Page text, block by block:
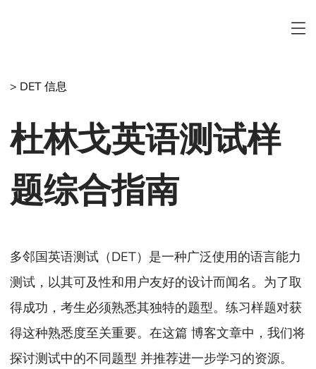
> DET 信息
杜林戈英语测试样
题综合指南
多邻国英语测试（DET）是一种广泛使用的语言能力
测试，以其可及性和用户友好的设计而闻名。为了取
得成功，考生必须熟悉其独特的题型。练习样题对获
得这种熟悉度至关重要。在这篇 博客文章中，我们将
探讨测试中的不同题型 并推荐进一步学习的资源。